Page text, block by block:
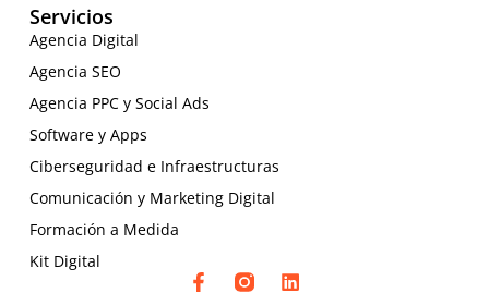
Servicios
Agencia Digital
Agencia SEO
Agencia PPC y Social Ads
Software y Apps
Ciberseguridad e Infraestructuras
Comunicación y Marketing Digital
Formación a Medida
Kit Digital